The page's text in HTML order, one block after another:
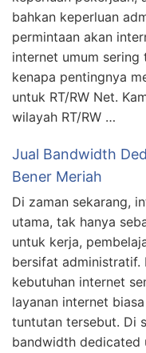
bahkan keperluan
permintaan akan
internet umum sering
kenapa pentingnya
untuk RT/RW Net.
wilayah RT/RW …
Jual Bandwidth
Bener Meriah
Di zaman sekarang,
utama, tak hanya
untuk kerja,
bersifat administratif.
kebutuhan internet
layanan internet
tuntutan tersebut. Di
bandwidth dedicated